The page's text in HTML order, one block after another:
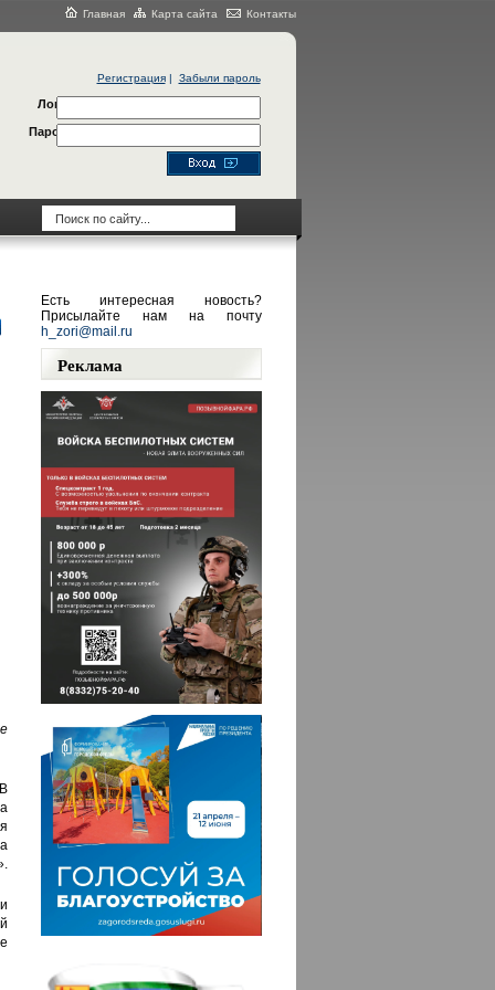
Главная Карта сайта Контакты
Регистрация| Забыли пароль
Логин
Пароль
Есть интересная новость?
Присылайте нам на почту
h_zori@mail.ru
Реклама